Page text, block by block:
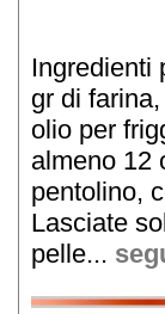
Ingredienti
gr di
olio per
almeno 12
pentolino,
Lasciate
pelle...